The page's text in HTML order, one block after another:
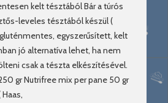
kelt tésztából Bár a túrós
leveles tésztából készül (
egyszerűsített, kelt
jó alternatíva lehet, ha nem
csak a tészta elkészítésével.
gr Nutrifree mix per pane 50 gr